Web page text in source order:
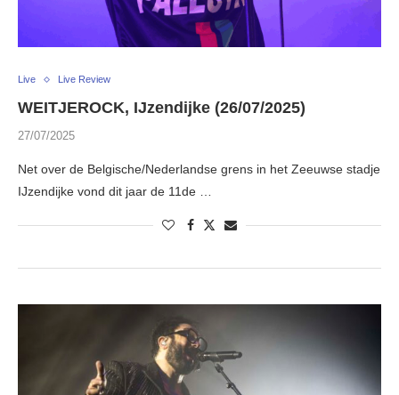
Live Live Review
WEITJEROCK, IJzendijke (26/07/2025)
27/07/2025
Net over de Belgische/Nederlandse grens in het Zeeuwse stadje
IJzendijke vond dit jaar de 11de …